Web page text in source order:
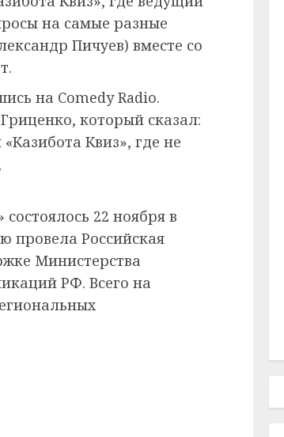
на самые разные
Пичуев) вместе со
на Comedy Radio.
который сказал:
Квиз», где не
22 ноября в
провела Российская
Министерства
РФ. Всего на